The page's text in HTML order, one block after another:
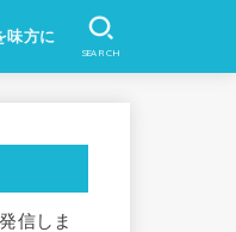
味方に
SEARCH
信しま